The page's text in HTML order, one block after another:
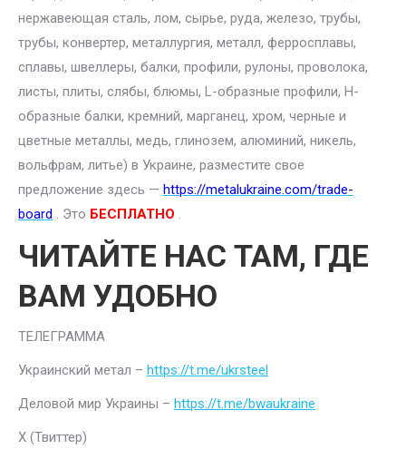
нержавеющая сталь, лом, сырье, руда, железо, трубы,
трубы, конвертер, металлургия, металл, ферросплавы,
сплавы, швеллеры, балки, профили, рулоны, проволока,
листы, плиты, слябы, блюмы, L-образные профили, H-
образные балки, кремний, марганец, хром, черные и
цветные металлы, медь, глинозем, алюминий, никель,
вольфрам, литье) в Украине, разместите свое
предложение здесь — https://metalukraine.com/trade-
board . Это БЕСПЛАТНО .
ЧИТАЙТЕ НАС ТАМ, ГДЕ
ВАМ УДОБНО
ТЕЛЕГРАММА
Украинский метал – https://t.me/ukrsteel
Деловой мир Украины – https://t.me/bwaukraine
Х (Твиттер)